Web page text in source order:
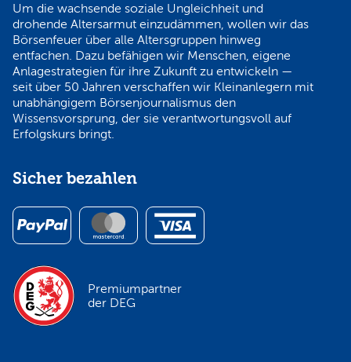
Um die wachsende soziale Ungleichheit und
drohende Altersarmut einzudämmen, wollen wir das
Börsenfeuer über alle Altersgruppen hinweg
entfachen. Dazu befähigen wir Menschen, eigene
Anlagestrategien für ihre Zukunft zu entwickeln —
seit über 50 Jahren verschaffen wir Kleinanlegern mit
unabhängigem Börsenjournalismus den
Wissensvorsprung, der sie verantwortungsvoll auf
Erfolgskurs bringt.
Sicher bezahlen
Premiumpartner
der DEG